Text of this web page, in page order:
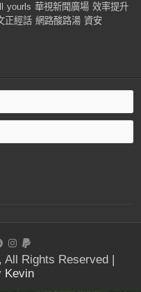
yourls 華視新聞廣場 效率提升
正經話 網路酸路湯 資安
Rights Reserved |
Kevin